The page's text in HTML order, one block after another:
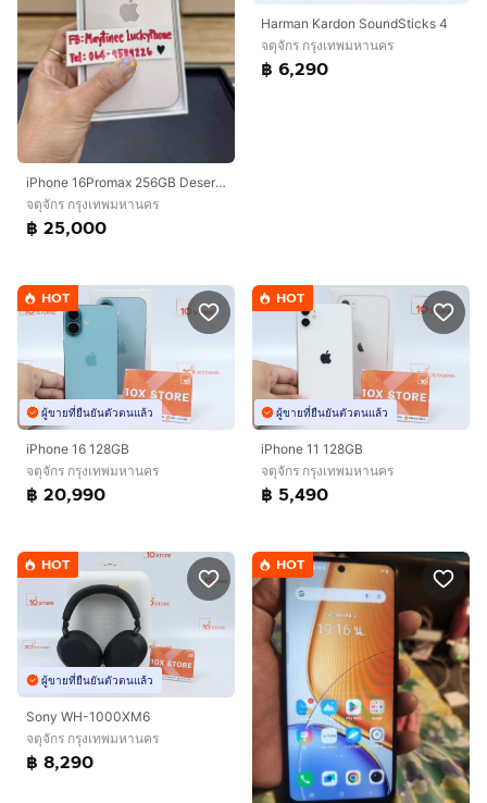
iPhone 16Promax 256GB Desertมีตำหนิ จอเป็นจุด 1จุด เล็กๆ ตรงขอบเครื่องขอลูกค้าที่รับได้นะคะ
จตุจักร กรุงเทพมหานคร
฿ 25,000
Harman Kardon SoundSticks 4
จตุจักร กรุงเทพมหานคร
฿ 6,290
HOT
ผู้ขายที่ยืนยันตัวตนแล้ว
iPhone 16 128GB
จตุจักร กรุงเทพมหานคร
฿ 20,990
HOT
ผู้ขายที่ยืนยันตัวตนแล้ว
iPhone 11 128GB
จตุจักร กรุงเทพมหานคร
฿ 5,490
HOT
ผู้ขายที่ยืนยันตัวตนแล้ว
Sony WH-1000XM6
จตุจักร กรุงเทพมหานคร
฿ 8,290
HOT